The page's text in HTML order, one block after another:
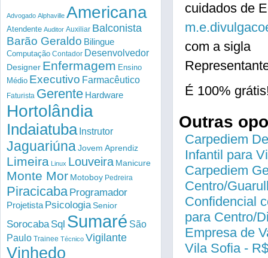
cuidados de
com a sigla
É 100%
Outras
Carpediem
Infantil para
Carpediem
Centro/
Confidencial
para Centro/
Empresa de
Vila Sofia -
Advogado Alphaville Americana
Atendente Auditor Auxiliar Balconista
Barão Geraldo Bilingue
Computação Contador Desenvolvedor
Designer Enfermagem Ensino
Médio Executivo Farmacêutico
Faturista Gerente Hardware
Hortolândia
Indaiatuba Instrutor
Jaguariúna Jovem Aprendiz
Limeira Linux Louveira Manicure
Monte Mor Motoboy Pedreira
Piracicaba Programador
Projetista PsicologiaSenior
Sorocaba Sql Sumaré São
Paulo Trainee Técnico Vigilante
Vinhedo